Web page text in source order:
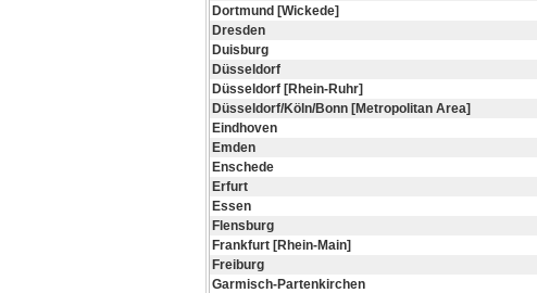
Dortmund [Wickede]
Dresden
Duisburg
Düsseldorf
Düsseldorf [Rhein-Ruhr]
Düsseldorf/Köln/Bonn [Metropolitan Area]
Eindhoven
Emden
Enschede
Erfurt
Essen
Flensburg
Frankfurt [Rhein-Main]
Freiburg
Garmisch-Partenkirchen